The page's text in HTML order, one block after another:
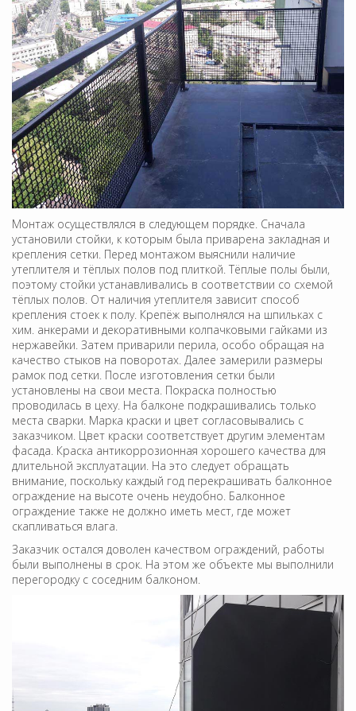
Монтаж осуществлялся в следующем порядке. Сначала
установили стойки, к которым была приварена закладная и
крепления сетки. Перед монтажом выяснили наличие
утеплителя и тёплых полов под плиткой. Тёплые полы были,
поэтому стойки устанавливались в соответствии со схемой
тёплых полов. От наличия утеплителя зависит способ
крепления стоек к полу. Крепёж выполнялся на шпильках с
хим. анкерами и декоративными колпачковыми гайками из
нержавейки. Затем приварили перила, особо обращая на
качество стыков на поворотах. Далее замерили размеры
рамок под сетки. После изготовления сетки были
установлены на свои места. Покраска полностью
проводилась в цеху. На балконе подкрашивались только
места сварки. Марка краски и цвет согласовывались с
заказчиком. Цвет краски соответствует другим элементам
фасада. Краска антикоррозионная хорошего качества для
длительной эксплуатации. На это следует обращать
внимание, поскольку каждый год перекрашивать балконное
ограждение на высоте очень неудобно. Балконное
ограждение также не должно иметь мест, где может
скапливаться влага.
Заказчик остался доволен качеством ограждений, работы
были выполнены в срок. На этом же объекте мы выполнили
перегородку с соседним балконом.